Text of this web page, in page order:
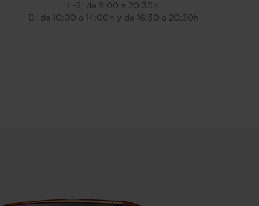
L-S: de 9:00 a 20:30h.
D: de 10:00 a 14:00h y de 16:30 a 20:30h